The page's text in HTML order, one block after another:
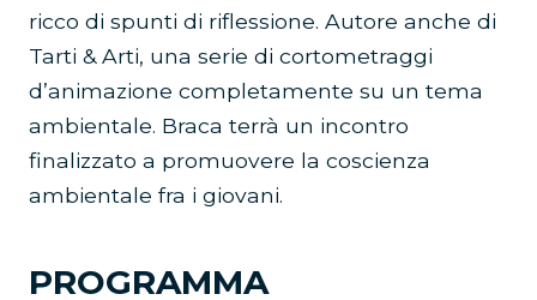
ricco di spunti di riflessione. Autore anche di
Tarti & Arti, una serie di cortometraggi
d’animazione completamente su un tema
ambientale. Braca terrà un incontro
finalizzato a promuovere la coscienza
ambientale fra i giovani.
PROGRAMMA